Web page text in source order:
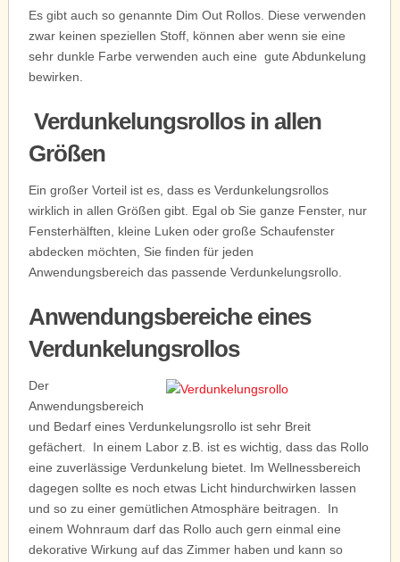
Es gibt auch so genannte Dim Out Rollos. Diese verwenden
zwar keinen speziellen Stoff, können aber wenn sie eine
sehr dunkle Farbe verwenden auch eine gute Abdunkelung
bewirken.
Verdunkelungsrollos in allen
Größen
Ein großer Vorteil ist es, dass es Verdunkelungsrollos
wirklich in allen Größen gibt. Egal ob Sie ganze Fenster, nur
Fensterhälften, kleine Luken oder große Schaufenster
abdecken möchten, Sie finden für jeden
Anwendungsbereich das passende Verdunkelungsrollo.
Anwendungsbereiche eines
Verdunkelungsrollos
Der
Anwendungsbereich
und Bedarf eines Verdunkelungsrollo ist sehr Breit
gefächert. In einem Labor z.B. ist es wichtig, dass das Rollo
eine zuverlässige Verdunkelung bietet. Im Wellnessbereich
dagegen sollte es noch etwas Licht hindurchwirken lassen
und so zu einer gemütlichen Atmosphäre beitragen. In
einem Wohnraum darf das Rollo auch gern einmal eine
dekorative Wirkung auf das Zimmer haben und kann so